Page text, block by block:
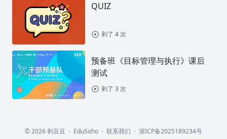
QUIZ
剥了 4 次
预备班《目标管理与执行》课后
测试
剥了 3 次
© 2026 剥豆豆 EduSoho 联系我们 浙ICP备2025189234号